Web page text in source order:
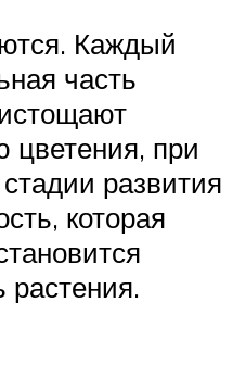
Каждый
часть
цветения, при
развития
которая